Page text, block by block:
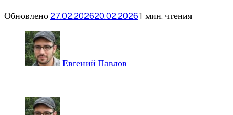
Обновлено 27.02.202620.02.20261 мин. чтения
Евгений Павлов